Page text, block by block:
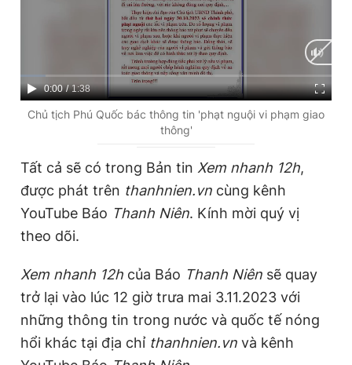
C
u
n
i
m
e
0:00 / D
u
a
o
1:38
Chủ tịch Phú Quốc bác thông tin 'phạt nguội vi phạm giao
thông'
Tất cả sẽ có trong Bản tin Xem nhanh 12h,
được phát trên thanhnien.vn cùng kênh
YouTube Báo Thanh Niên. Kính mời quý vị
theo dõi.
Xem nhanh 12h của Báo Thanh Niên sẽ quay
trở lại vào lúc 12 giờ trưa mai 3.11.2023 với
những thông tin trong nước và quốc tế nóng
hổi khác tại địa chỉ thanhnien.vn và kênh